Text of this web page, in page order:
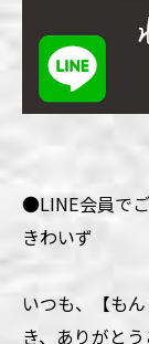
●LINE会員で
きわいず
いつも、【も
き、ありがと